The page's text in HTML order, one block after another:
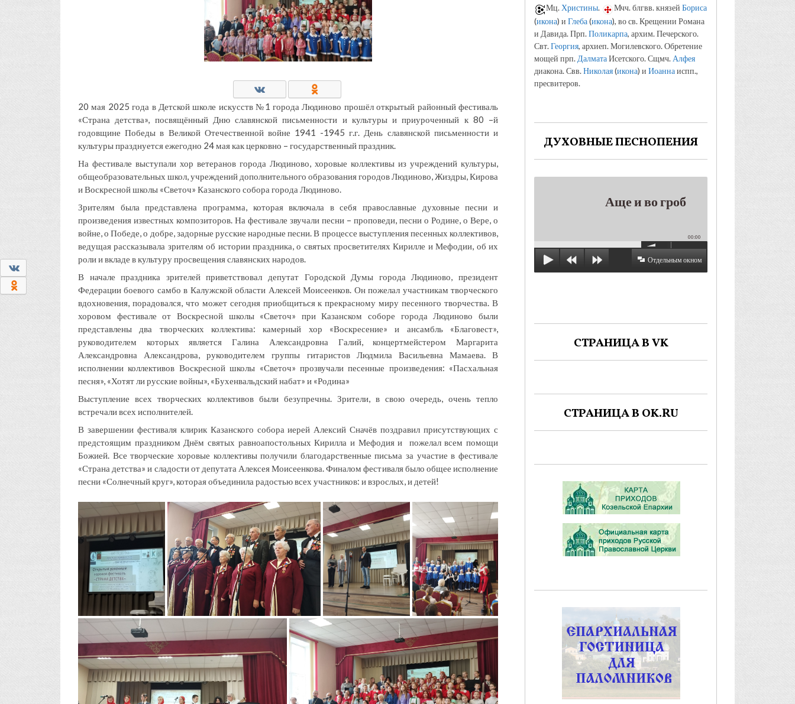
20 мая 2025 года в Детской школе искусств №1 города Людиново прошёл открытый районный фестиваль
«Страна детства», посвящённый Дню славянской письменности и культуры и приуроченный к 80 –й
годовщине Победы в Великой Отечественной войне 1941 -1945 г.г. День славянской письменности и
культуры празднуется ежегодно 24 мая как церковно – государственный праздник.
На фестивале выступали хор ветеранов города Людиново, хоровые коллективы из учреждений культуры,
общеобразовательных школ, учреждений дополнительного образования городов Людиново, Жиздры, Кирова
и Воскресной школы «Светоч» Казанского собора города Людиново.
Зрителям была представлена программа, которая включала в себя православные духовные песни и
произведения известных композиторов. На фестивале звучали песни – проповеди, песни о Родине, о Вере, о
войне, о Победе, о добре, задорные русские народные песни. В процессе выступления песенных коллективов,
ведущая рассказывала зрителям об истории праздника, о святых просветителях Кирилле и Мефодии, об их
роли и вкладе в культуру просвещения славянских народов.
В начале праздника зрителей приветствовал депутат Городской Думы города Людиново, президент
Федерации боевого самбо в Калужской области Алексей Моисеенков. Он пожелал участникам творческого
вдохновения, порадовался, что может сегодня приобщиться к прекрасному миру песенного творчества. В
хоровом фестивале от Воскресной школы «Светоч» при Казанском соборе города Людиново были
представлены два творческих коллектива: камерный хор «Воскресение» и ансамбль «Благовест»,
руководителем которых является Галина Александровна Галий, концертмейстером Маргарита
Александровна Александрова, руководителем группы гитаристов Людмила Васильевна Мамаева. В
исполнении коллективов Воскресной школы «Светоч» прозвучали песенные произведения: «Пасхальная
песня», «Хотят ли русские войны», «Бухенвальдский набат» и «Родина»
Выступление всех творческих коллективов были безупречны. Зрители, в свою очередь, очень тепло
встречали всех исполнителей.
В завершении фестиваля клирик Казанского собора иерей Алексий Сначёв поздравил присутствующих с
предстоящим праздником Днём святых равноапостольных Кирилла и Мефодия и пожелал всем помощи
Божией. Все творческие хоровые коллективы получили благодарственные письма за участие в фестивале
«Страна детства» и сладости от депутата Алексея Моисеенкова. Финалом фестиваля было общее исполнение
песни «Солнечный круг», которая объединила радостью всех участников: и взрослых, и детей!
Мц. Христины. Мчч. блгвв. князей Бориса
(икона) и Глеба(икона), во св. Крещении Романа
и Давида. Прп.Поликарпа, архим. Печерского.
Свт.Георгия, архиеп. Могилевского. Обретение
мощей прп. ДалматаИсетского. Сщмч. Алфея
диакона. Свв.Николая(икона) и Иоаннаиспп.,
пресвитеров.
ДУХОВНЫЕ ПЕСНОПЕНИЯ
Аще и во гроб
00:00
Отдельным окном
СТРАНИЦА В VK
СТРАНИЦА В OK.RU